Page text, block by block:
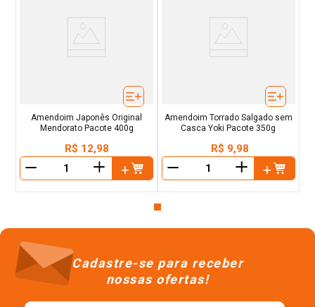
Amendoim Japonês Original
Mendorato Pacote 400g
R$ 12,98
＋
Amendoim Torrado Salgado sem
Casca Yoki Pacote 350g
R$ 9,98
＋
Cadastre-se para receber
nossas ofertas!